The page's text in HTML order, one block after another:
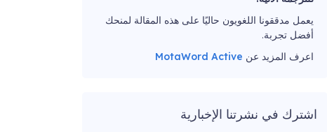
يعمل مدققونا اللغويون حاليًا على هذه المقالة لمنحك
أفضل تجربة.
اعرف المزيد عن MotaWord Active
اشترك في نشرتنا الإخبارية